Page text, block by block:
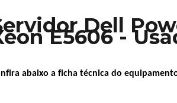
Dell
E5606 -
abaixo a ficha técnica do